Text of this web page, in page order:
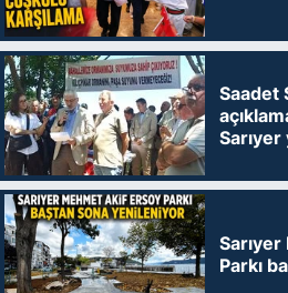
Saadet
Parkı